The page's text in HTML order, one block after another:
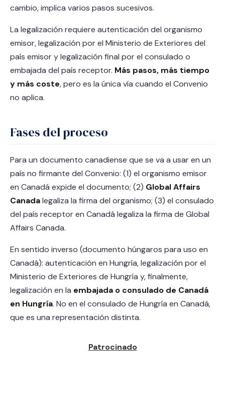
cambio, implica varios pasos sucesivos.
La legalización requiere autenticación del organismo
emisor, legalización por el Ministerio de Exteriores del
país emisor y legalización final por el consulado o
embajada del país receptor. Más pasos, más tiempo
y más coste, pero es la única vía cuando el Convenio
no aplica.
Fases del proceso
Para un documento canadiense que se va a usar en un
país no firmante del Convenio: (1) el organismo emisor
en Canadá expide el documento; (2) Global Affairs
Canadalegaliza la firma del organismo; (3) el consulado
del país receptor en Canadá legaliza la firma de Global
Affairs Canada.
En sentido inverso (documento húngaros para uso en
Canadá): autenticación en Hungría, legalización por el
Ministerio de Exteriores de Hungría y, finalmente,
legalización en la embajada o consulado de Canadá
en Hungría. No en el consulado de Hungría en Canadá,
que es una representación distinta.